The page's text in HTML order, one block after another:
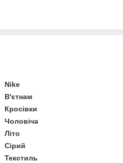
Nike
В'єтнам
Кросівки
Чоловіча
Літо
Сірий
Текстиль